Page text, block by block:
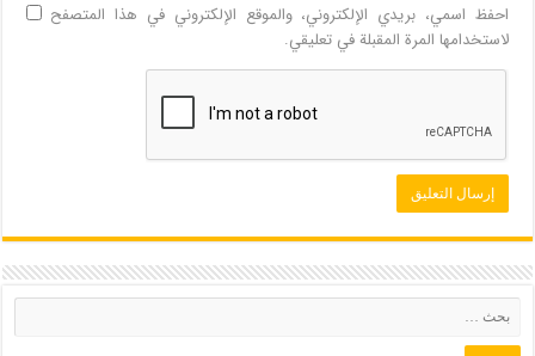
احفظ اسمي، بريدي الإلكتروني، والموقع الإلكتروني في هذا المتصفح
لاستخدامها المرة المقبلة في تعليقي.